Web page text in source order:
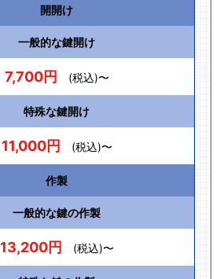
開開け
一般的な鍵開け
7,700円 (税込)〜
特殊な鍵開け
11,000円 (税込)〜
作製
一般的な鍵の作製
13,200円 (税込)〜